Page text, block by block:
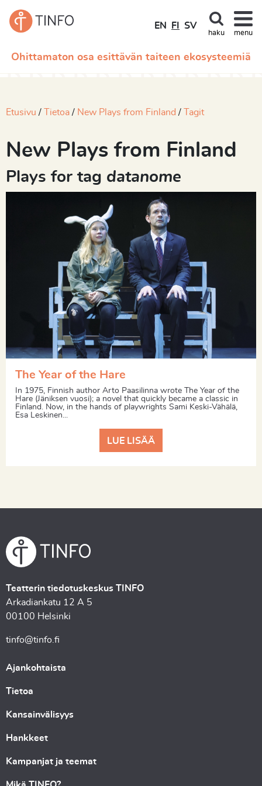
Ohittamaton osa esittävän taiteen ekosysteemiä
EN FI SV
haku menu
Etusivu Tietoa New Plays from Finland Tagit
New Plays from Finland
Plays for tag datanome
The Year of the Hare
In 1975, Finnish author Arto Paasilinna wrote The Year of the
Hare (Jäniksen vuosi); a novel that quickly became a classic in
Finland. Now, in the hands of playwrights Sami Keski-Vähälä,
Esa Leskinen...
LUE LISÄÄ
Teatterin tiedotuskeskus TINFO
Arkadiankatu 12 A 5
00100 Helsinki
tinfo@tinfo.fi
Ajankohtaista
Tietoa
Kansainvälisyys
Hankkeet
Kampanjat ja teemat